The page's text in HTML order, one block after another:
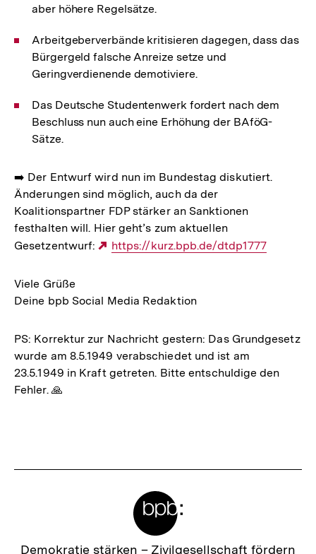
aber höhere Regelsätze.
Arbeitgeberverbände kritisieren dagegen, dass das
Bürgergeld falsche Anreize setze und
Geringverdienende demotiviere.
Das Deutsche Studentenwerk fordert nach dem
Beschluss nun auch eine Erhöhung der BAföG-
Sätze.
➡️ Der Entwurf wird nun im Bundestag diskutiert.
Änderungen sind möglich, auch da der
Koalitionspartner FDP stärker an Sanktionen
festhalten will. Hier geht’s zum aktuellen
Gesetzentwurf:
Externer
https://kurz.bpb.de/dtdp1777
Viele Grüße
Deine bpb Social Media Redaktion
PS: Korrektur zur Nachricht gestern: Das Grundgesetz
wurde am 8.5.1949 verabschiedet und ist am
23.5.1949 in Kraft getreten. Bitte entschuldige den
Fehler. 🙏
Zur
Demokratie stärken – Zivilgesellschaft fördern